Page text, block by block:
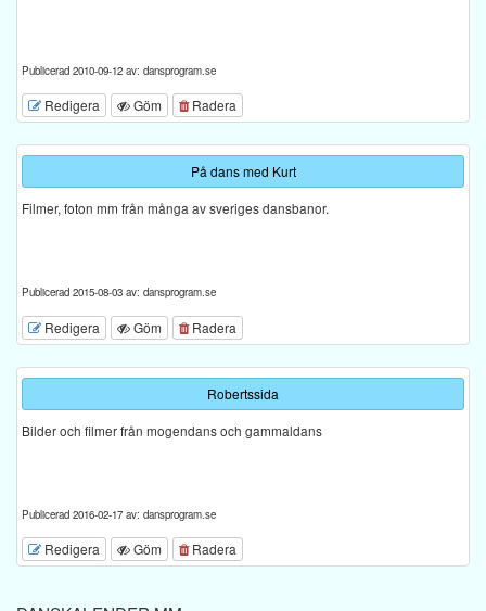
Publicerad 2010-09-12 av: dansprogram.se
Redigera Göm Radera
På dans med Kurt
Filmer, foton mm från många av sveriges dansbanor.
Publicerad 2015-08-03 av: dansprogram.se
Redigera Göm Radera
Robertssida
Bilder och filmer från mogendans och gammaldans
Publicerad 2016-02-17 av: dansprogram.se
Redigera Göm Radera